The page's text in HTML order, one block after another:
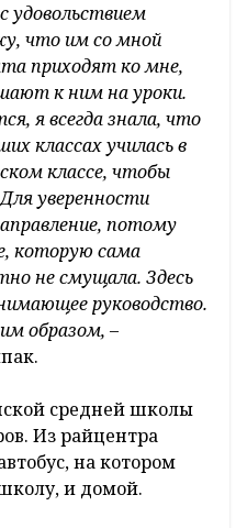
удовольствием
что им со мной
приходят ко мне,
к ним на уроки.
я всегда знала, что
классах училась в
классе, чтобы
уверенности
потому
которую сама
не смущала. Здесь
руководство.
образом, –
средней школы
Из райцентра
на котором
и домой.